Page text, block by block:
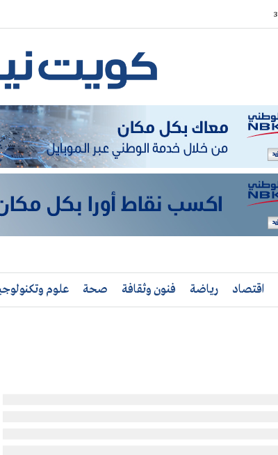
اقتصاد رياضة فنون وثقافة صحة علوم